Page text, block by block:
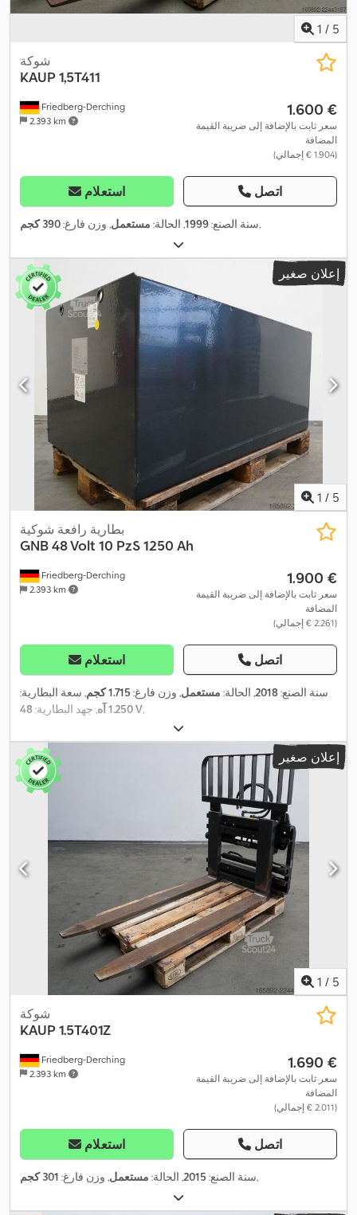
1 / 5
Friedberg-Derching
2.393 km
شوكة
KAUP 1,5T411
‏1.600 €
سعر ثابت بالإضافة إلى ضريبة القيمة
المضافة
(‏1.904 € إجمالي)
استعلام اتصل
سنة الصنع:1999, الحالة: مستعمل, وزن فارغ:390 كجم ,
إعلان صغير
1 / 5
Friedberg-Derching
2.393 km
بطارية رافعة شوكية
GNB48 Volt 10 PzS 1250 Ah
‏1.900 €
سعر ثابت بالإضافة إلى ضريبة القيمة
المضافة
(‏2.261 € إجمالي)
استعلام اتصل
سنة الصنع:2018, الحالة: مستعمل, وزن فارغ: 1.715 كجم
, سعة البطارية:
1.250 آه
, جهد البطارية: 48 V,
إعلان صغير
1 / 5
Friedberg-Derching
2.393 km
شوكة
KAUP 1.5T401Z
‏1.690 €
سعر ثابت بالإضافة إلى ضريبة القيمة
المضافة
(‏2.011 € إجمالي)
استعلام اتصل
سنة الصنع: 2015, الحالة: مستعمل, وزن فارغ: 301 كجم ,